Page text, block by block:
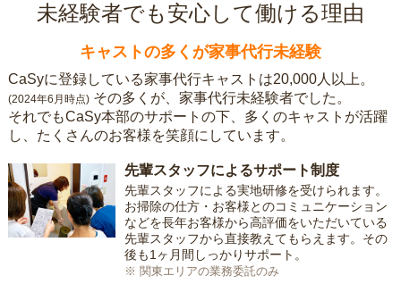
未経験者でも安心して働ける理由
キャストの多くが家事代行未経験
CaSyに登録している家事代行キャストは20,000人以上。
(2024年6月時点) その多くが、家事代行未経験者でした。
それでもCaSy本部のサポートの下、多くのキャストが活躍
し、たくさんのお客様を笑顔にしています。
先輩スタッフによるサポート制度
先輩スタッフによる実地研修を受けられます。
お掃除の仕方・お客様とのコミュニケーション
などを長年お客様から高評価をいただいている
先輩スタッフから直接教えてもらえます。その
後も1ヶ月間しっかりサポート。
※ 関東エリアの業務委託のみ